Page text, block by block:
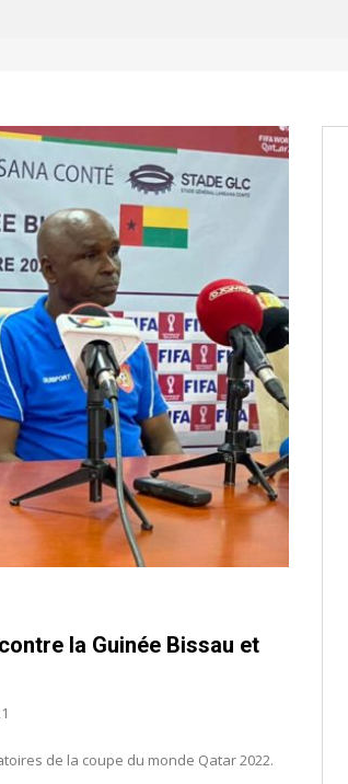
possible
de mai
la Guinée Bissau et
de la coupe du monde Qatar 2022.